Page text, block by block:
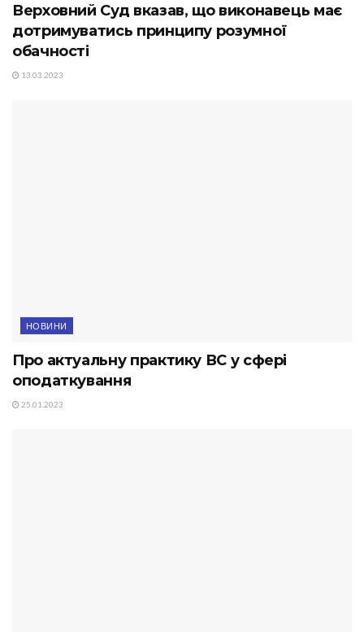
Верховний Суд вказав, що виконавець має
дотримуватись принципу розумної
обачності
13.03.2023
НОВИНИ
Про актуальну практику ВС у сфері
оподаткування
25.01.2023